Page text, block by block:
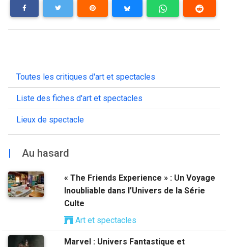
Toutes les critiques d'art et spectacles
Liste des fiches d'art et spectacles
Lieux de spectacle
| Au hasard
« The Friends Experience » : Un Voyage
Inoubliable dans l’Univers de la Série
Culte
Art et spectacles
Marvel : Univers Fantastique et